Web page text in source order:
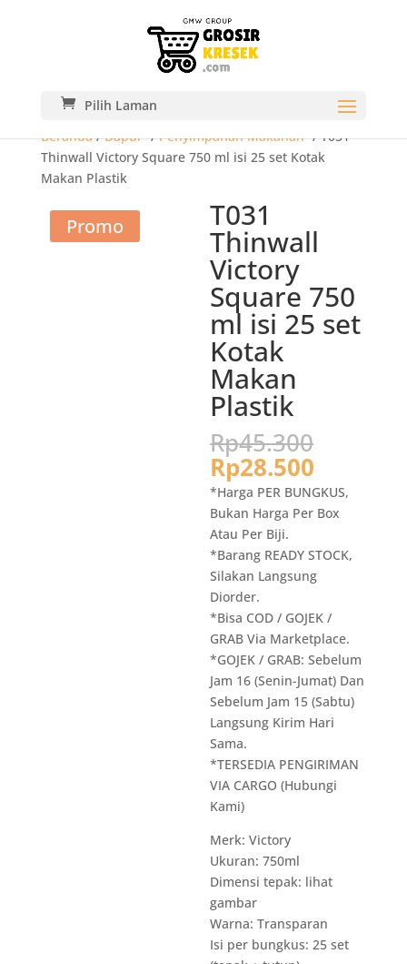
Pilih Laman
Beranda/Dapur-/Penyimpanan Makanan-/ T031
Thinwall Victory Square 750 ml isi 25 set Kotak
Makan Plastik
Promo T031
Thinwall
Victory
Square 750
ml isi 25 set
Kotak
Makan
Plastik
Rp45.300
adalah:
Rp28.500
saat
ini
adalah:
*Harga PER BUNGKUS,
Bukan Harga Per Box
Atau Per Biji.
*Barang READY STOCK,
Silakan Langsung
Diorder.
*Bisa COD / GOJEK /
GRAB Via Marketplace.
*GOJEK / GRAB: Sebelum
Jam 16 (Senin-Jumat) Dan
Sebelum Jam 15 (Sabtu)
Langsung Kirim Hari
Sama.
*TERSEDIA PENGIRIMAN
VIA CARGO (Hubungi
Kami)
Merk: Victory
Ukuran: 750ml
Dimensi tepak: lihat
gambar
Warna: Transparan
Isi per bungkus: 25 set